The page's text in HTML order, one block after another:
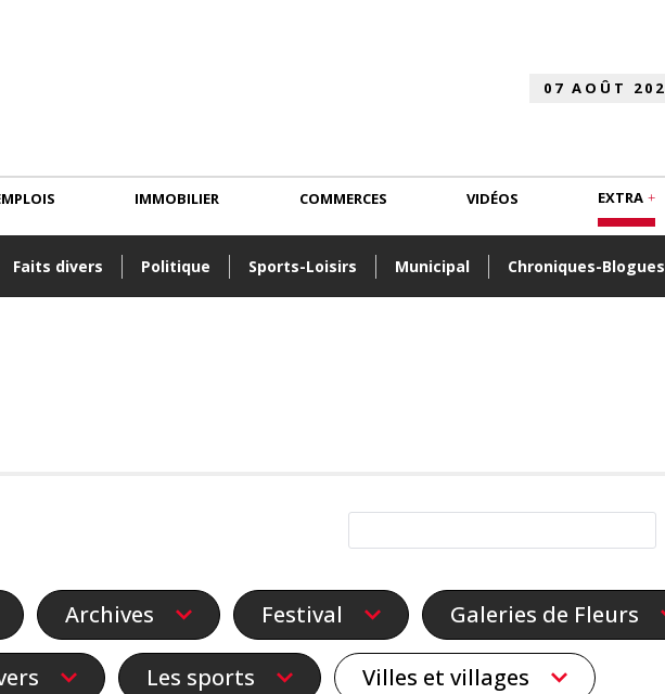
Faits divers Politique Sports-Loisirs Municipal Chroniques-Blogues
IMMOBILIER COMMERCES VIDÉOS EXTRA
Archives Festival Galeries de Fleurs
Les sports Villes et villages